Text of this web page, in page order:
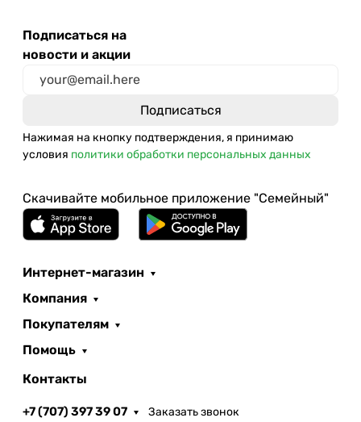
Подписаться на
новости и акции
Нажимая на кнопку подтверждения, я принимаю
условия политики обработки персональных данных
Скачивайте мобильное приложение "Семейный"
Интернет-магазин
Компания
Покупателям
Помощь
Контакты
+7 (707) 397 39 07 Заказать звонок